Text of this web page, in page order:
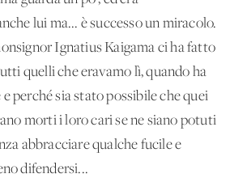
lui ma... è successo un miracolo.
Ignatius Kaigama ci ha fatto
quelli che eravamo lì, quando ha
perché sia stato possibile che quei
morti i loro cari se ne siano potuti
abbracciare qualche fucile e
difendersi...